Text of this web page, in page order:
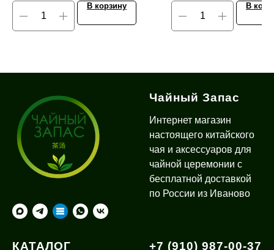
В корзину В
Чайный Запас
Интернет магазин
настоящего китайского
чая и аксессуаров для
чайной церемонии с
бесплатной доставкой
по России из Иваново
КАТАЛОГ +7 (910) 987-00-37